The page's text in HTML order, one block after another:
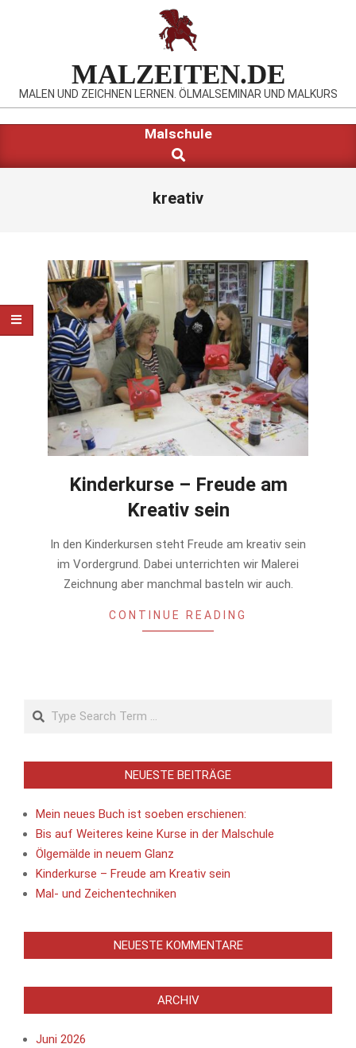
MALZEITEN.DE
MALEN UND ZEICHNEN LERNEN. ÖLMALSEMINAR UND MALKURS
Menu
Malschule
Search
kreativ
Kinderkurse – Freude am
Kreativ sein
In den Kinderkursen steht Freude am kreativ sein
im Vordergrund. Dabei unterrichten wir Malerei
Zeichnung aber manchmal basteln wir auch.
CONTINUE READING
Search
NEUESTE BEITRÄGE
Mein neues Buch ist soeben erschienen:
Bis auf Weiteres keine Kurse in der Malschule
Ölgemälde in neuem Glanz
Kinderkurse – Freude am Kreativ sein
Mal- und Zeichentechniken
NEUESTE KOMMENTARE
ARCHIV
Juni 2026